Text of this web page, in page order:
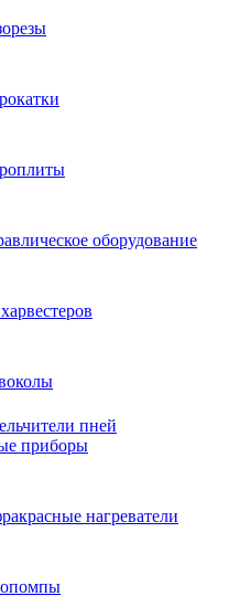
оборудование
пней
приборы
нагреватели